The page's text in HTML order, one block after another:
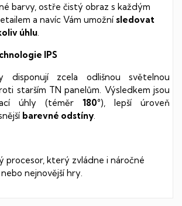
barvy, ostře čistý obraz s každým
a navíc Vám umožní sledovat
úhlu
IPS
disponují zcela odlišnou světelnou
starším TN panelům. Výsledkem jsou
úhly (téměr 180°), lepší úroveň
barevné odstíny
procesor, který zvládne i náročné
nejnovější hry.